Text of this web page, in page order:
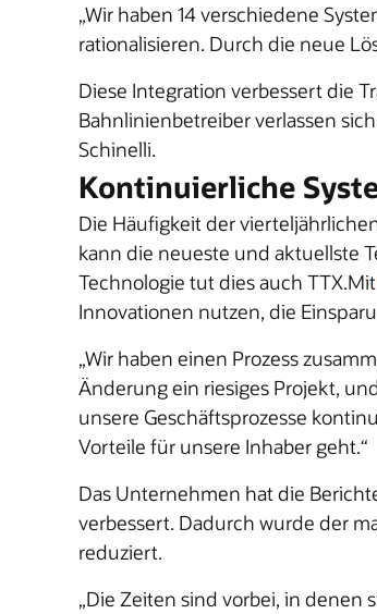
„Wir haben 14 verschiedene
rationalisieren. Durch die neue
Diese Integration verbessert die
Bahnlinienbetreiber verlassen
Schinelli.
Kontinuierliche
Die Häufigkeit der
kann die neueste und aktuellste
Technologie tut dies auch TTX.Mit
Innovationen nutzen, die
„Wir haben einen Prozess
Änderung ein riesiges Projekt,
unsere Geschäftsprozesse
Vorteile für unsere Inhaber geht.“
Das Unternehmen hat die
verbessert. Dadurch wurde der
reduziert.
„Die Zeiten sind vorbei, in denen